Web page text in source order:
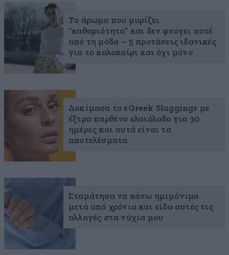
Το άρωμα που μυρίζει
“καθαριότητα” και δεν φεύγει ποτέ
από τη μόδα – 5 προτάσεις ιδανικές
για το καλοκαίρι και όχι μόνο
Δοκίμασα το «Greek Slugging» με
έξτρα παρθένο ελαιόλαδο για 30
ημέρες και αυτά είναι τα
αποτελέσματα
Σταμάτησα να κάνω ημιμόνιμο
μετά από χρόνια και είδα αυτές τις
αλλαγές στα νύχια μου